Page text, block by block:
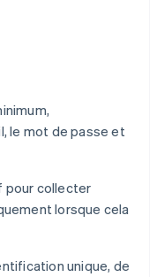
le mot de passe et
pour collecter
lorsque cela
unique, de